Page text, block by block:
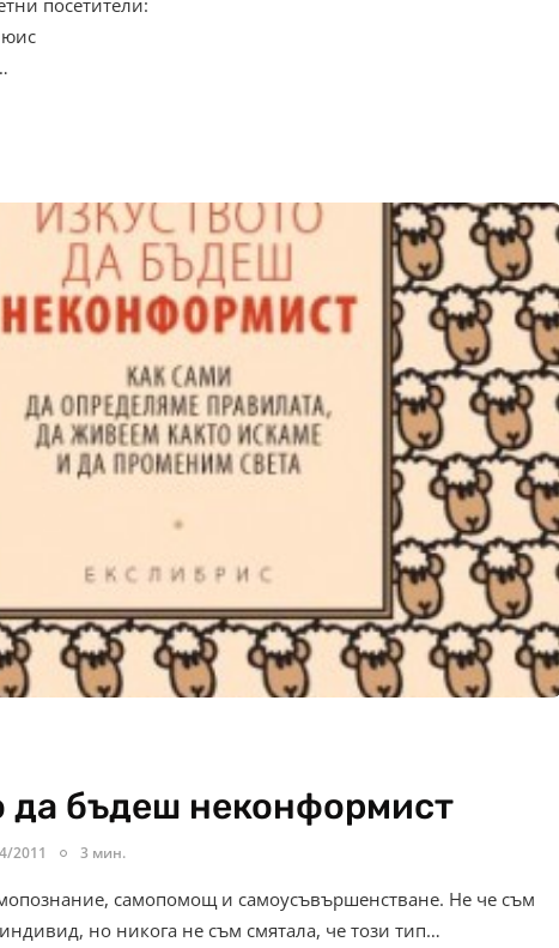
да бъдеш неконформист
2011 3 мин.
самопомощ и самоусъвършенстване. Не че съм
но никога не съм смятала, че този тип…